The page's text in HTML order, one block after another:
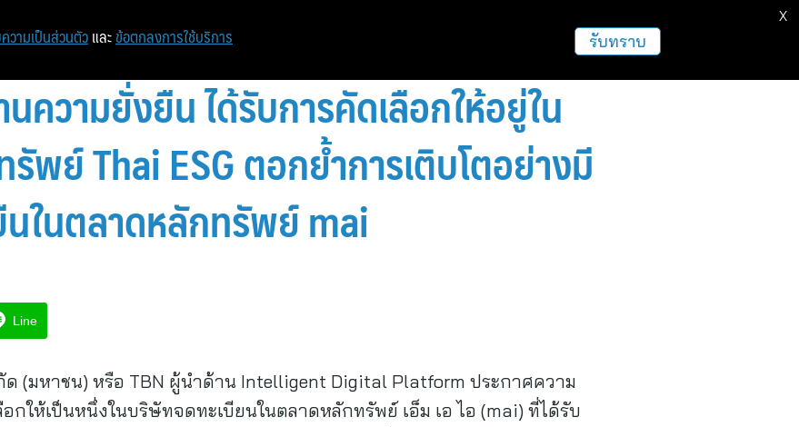
หน้าแรก ท่องเที่ยว ฝากข่าวประชาสัมพันธ์
นความยั่งยืน ได้รับการคัดเลือกให้อยู่ใน
พย์ Thai ESG ตอกย้ำการเติบโตอย่างมี
ในตลาดหลักทรัพย์ mai
Line
(มหาชน) หรือ TBN ผู้นำด้าน Intelligent Digital Platform ประกาศความ
กให้เป็นหนึ่งในบริษัทจดทะเบียนในตลาดหลักทรัพย์ เอ็ม เอ ไอ (mai) ที่ได้รับ
วามเป็นส่วนตัว และ ข้อตกลงการใช้บริการ รับทราบ
X